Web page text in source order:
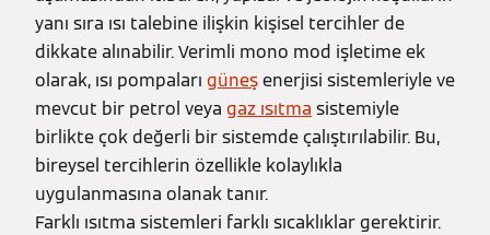
yanı sıra ısı talebine ilişkin kişisel tercihler de
dikkate alınabilir. Verimli mono mod işletime ek
olarak, ısı pompaları güneşenerjisi sistemleriyle ve
mevcut bir petrol veya gaz ısıtma sistemiyle
birlikte çok değerli bir sistemde çalıştırılabilir. Bu,
bireysel tercihlerin özellikle kolaylıkla
uygulanmasına olanak tanır.
Farklı ısıtma sistemleri farklı sıcaklıklar gerektirir.